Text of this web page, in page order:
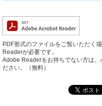
PDF形式のファイルをご覧いただく
Readerが必要です。
Adobe Readerをお持ちでない方は、
ださい。（無料）